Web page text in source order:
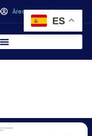
Área personal
ES